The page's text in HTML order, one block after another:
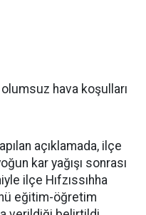
hava koşulları
açıklamada, ilçe
kar yağışı sonrası
ilçe Hıfzıssıhha
eğitim-öğretim